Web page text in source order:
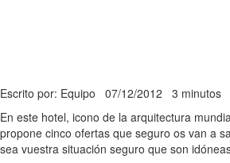
Escrito por: Equipo 07/12/2012 3 minutos
En este hotel, icono de la arquitectura
propone cinco ofertas que seguro os van a
sea vuestra situación seguro que son